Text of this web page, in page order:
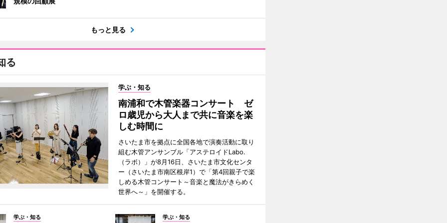
もっと見る
る
学ぶ・知る
南浦和で木管楽器コンサート ゼ
ロ歳児から大人まで共に音楽を楽
しむ時間に
さいたま市を拠点に全国各地で演奏活動に取り
組む木管アンサンブル「アステロイドLabo.
（ラボ）」が8月16日、さいたま市文化センタ
ー（さいたま市南区根岸1）で「第4回親子で楽
しめる木管コンサート～音楽と魔法がきらめく
世界へ～」を開催する。
学ぶ・知る 学ぶ・知る